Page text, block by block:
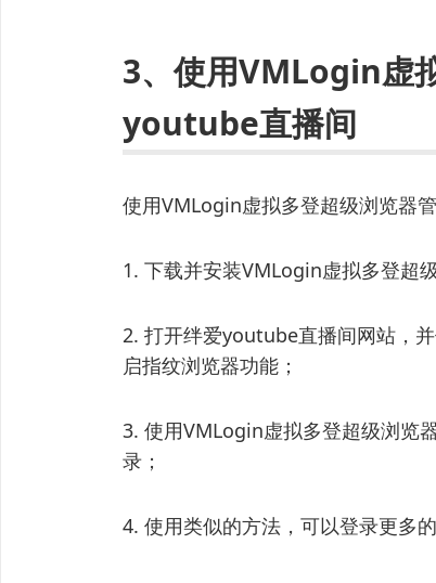
3、使用VMLogin虚
youtube直播间
使用VMLogin虚拟多登超级浏览器
1. 下载并安装VMLogin虚拟多登超
2. 打开绊爱youtube直播间网站，
启指纹浏览器功能；
3. 使用VMLogin虚拟多登超级浏览
录；
4. 使用类似的方法，可以登录更多